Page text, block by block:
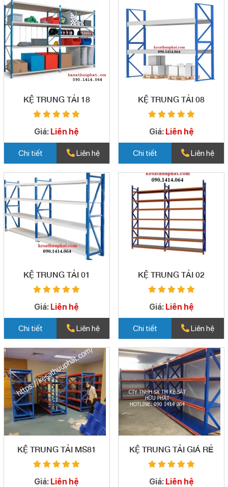
KỆ TRUNG TẢI 18
Giá: Liên hệ
Chi tiết Liên hệ
KỆ TRUNG TẢI 08
Giá: Liên hệ
Chi tiết Liên hệ
KỆ TRUNG TẢI 01
Giá: Liên hệ
Chi tiết Liên hệ
KỆ TRUNG TẢI 02
Giá: Liên hệ
Chi tiết Liên hệ
KỆ TRUNG TẢI MS81
Giá: Liên hệ
KỆ TRUNG TẢI GIÁ RẺ
Giá: Liên hệ